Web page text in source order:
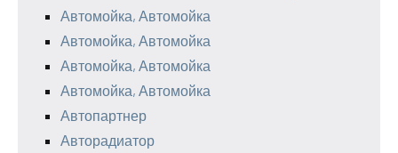
Автомойка, Автомойка
Автомойка, Автомойка
Автомойка, Автомойка
Автомойка, Автомойка
Автопартнер
Авторадиатор